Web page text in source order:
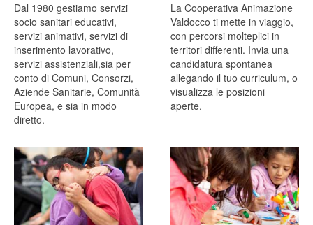
Dal 1980 gestiamo servizi
socio sanitari educativi,
servizi animativi, servizi di
inserimento lavorativo,
servizi assistenziali,sia per
conto di Comuni, Consorzi,
Aziende Sanitarie, Comunità
Europea, e sia in modo
diretto.
La Cooperativa Animazione
Valdocco ti mette in viaggio,
con percorsi molteplici in
territori differenti. Invia una
candidatura spontanea
allegando il tuo curriculum, o
visualizza le posizioni
aperte.